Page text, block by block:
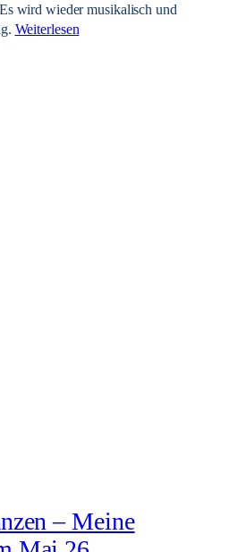
wird wieder musikalisch und
Weiterlesen
– Meine